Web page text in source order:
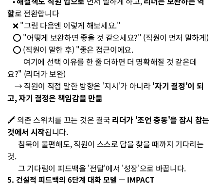
할로 전환합니다
   ❌ "그럼 다음엔 이렇게 해보세요."
   ⭕ "어떻게 보완하면 좋을 것 같으세요?" (직원이 먼저 말하게)
   ⭕ (직원이 말한 후) "좋은 접근이에요.
요?" (리더가 보완)
    → 직원이 직접 말한 방향은 '지시'가 아니라
'자기 결정'이 되
고, 자기 결정은 책임감을 만듦
🖍️ 의존 스위치를 끄는 것은 결국 리더가 '조언 충동'을 잠시 참는
것에서 시작됩니다.
것.
      그 기다림이 피드백을 '전달'에서 '성장'으로 바꿉니다.
5. 건설적 피드백의 6단계 대화 모델 — IMPACT